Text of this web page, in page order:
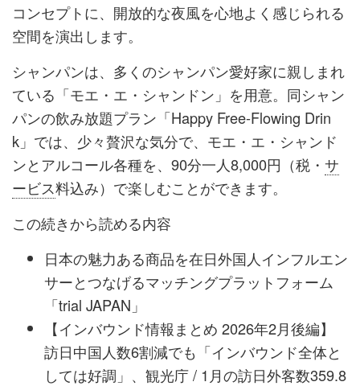
コンセプトに、開放的な夜風を心地よく感じられる
空間を演出します。
シャンパンは、多くのシャンパン愛好家に親しまれ
ている「モエ・エ・シャンドン」を用意。同シャン
パンの飲み放題プラン「Happy Free-Flowing Drin
k」では、少々贅沢な気分で、モエ・エ・シャンド
ンとアルコール各種を、90分一人8,000円（税・ サ
ービス料込み）で楽しむことができます。
この続きから読める内容
日本の魅力ある商品を在日外国人インフルエン
サーとつなげるマッチングプラットフォーム
「trial JAPAN」
【インバウンド情報まとめ 2026年2月後編】
訪日中国人数6割減でも「インバウンド全体と
しては好調」、観光庁 / 1月の訪日外客数359.8